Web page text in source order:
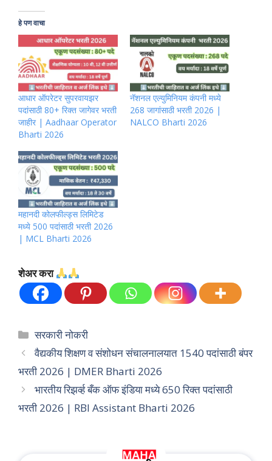
हे पण वाचा
आधार ऑपरेटर सुपरवायझर
पदांसाठी 80+ रिक्त जागेवर भरती
जाहीर | Aadhaar Operator
Bharti 2026
नॅशनल एल्युमिनियम कंपनी मध्ये
268 जागांसाठी भरती 2026 |
NALCO Bharti 2026
महानदी कोलफील्ड्स लिमिटेड
मध्ये 500 पदांसाठी भरती 2026
| MCL Bharti 2026
शेअर करा
Categories
सरकारी नोकरी
वैद्यकीय शिक्षण व संशोधन संचालनालयात 1540 पदांसाठी बंपर
भरती 2026 | DMER Bharti 2026
भारतीय रिझर्व्ह बँक ऑफ इंडिया मध्ये 650 रिक्त पदांसाठी
भरती 2026 | RBI Assistant Bharti 2026